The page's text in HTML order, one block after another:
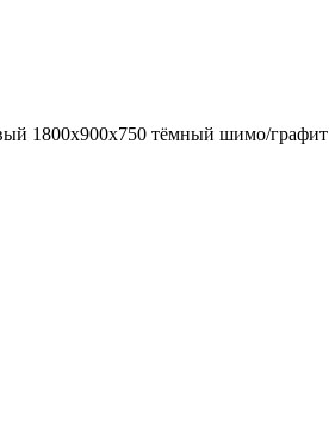
1800х900х750 тёмный шимо/графит